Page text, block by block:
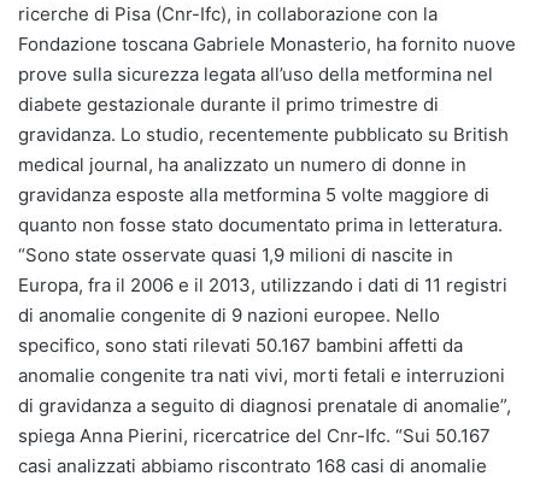
ricerche di Pisa (Cnr-Ifc), in collaborazione con la
Fondazione toscana Gabriele Monasterio, ha fornito nuove
prove sulla sicurezza legata all’uso della metformina nel
diabete gestazionale durante il primo trimestre di
gravidanza. Lo studio, recentemente pubblicato su British
medical journal, ha analizzato un numero di donne in
gravidanza esposte alla metformina 5 volte maggiore di
quanto non fosse stato documentato prima in letteratura.
“Sono state osservate quasi 1,9 milioni di nascite in
Europa, fra il 2006 e il 2013, utilizzando i dati di 11 registri
di anomalie congenite di 9 nazioni europee. Nello
specifico, sono stati rilevati 50.167 bambini affetti da
anomalie congenite tra nati vivi, morti fetali e interruzioni
di gravidanza a seguito di diagnosi prenatale di anomalie”,
spiega Anna Pierini, ricercatrice del Cnr-Ifc. “Sui 50.167
casi analizzati abbiamo riscontrato 168 casi di anomalie